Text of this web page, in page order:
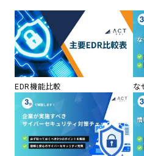
EDR機能比較 な